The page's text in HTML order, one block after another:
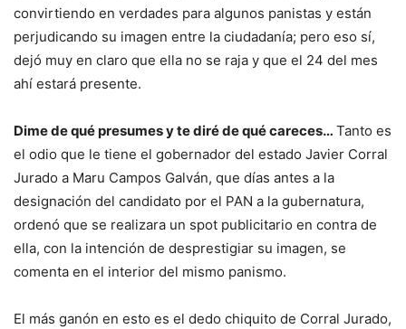
convirtiendo en verdades para algunos panistas y están
perjudicando su imagen entre la ciudadanía; pero eso sí,
dejó muy en claro que ella no se raja y que el 24 del mes
ahí estará presente.
Dime de qué presumes y te diré de qué careces… Tanto es
el odio que le tiene el gobernador del estado Javier Corral
Jurado a Maru Campos Galván, que días antes a la
designación del candidato por el PAN a la gubernatura,
ordenó que se realizara un spot publicitario en contra de
ella, con la intención de desprestigiar su imagen, se
comenta en el interior del mismo panismo.
El más ganón en esto es el dedo chiquito de Corral Jurado,